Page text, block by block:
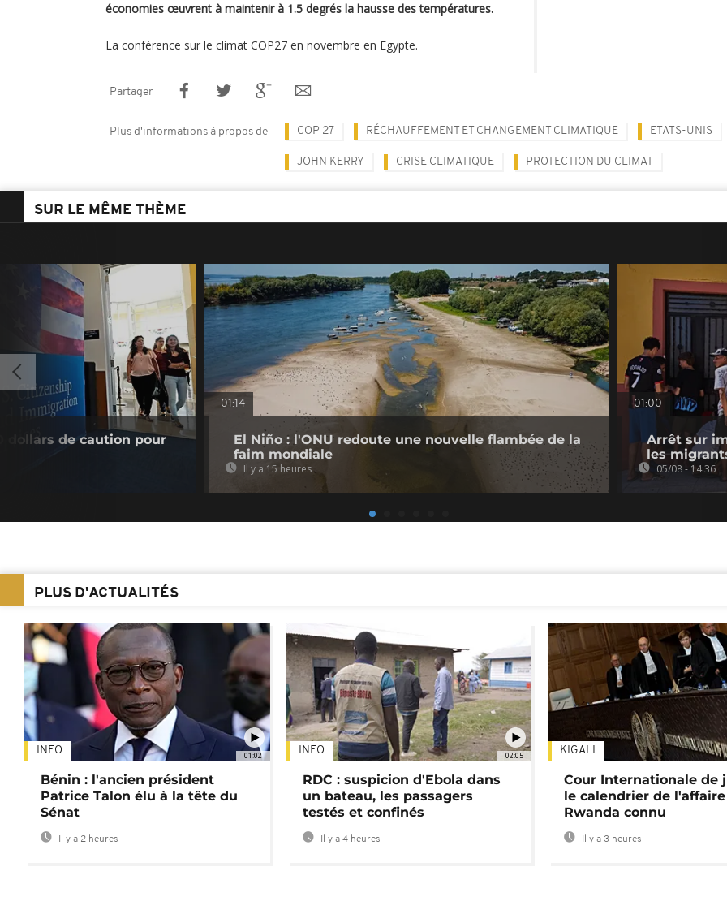
économies œuvrent à maintenir à 1.5 degrés la hausse des températures.
La conférence sur le climat COP27 en novembre en Egypte.
Partager
Plus d'informations à propos de COP 27 RÉCHAUFFEMENT ET CHANGEMENT CLIMATIQUE ETATS-UNIS
JOHN KERRY CRISE CLIMATIQUE PROTECTION DU CLIMAT
SUR LE MÊME THÈME
dollars de caution pour
01:14
El Niño : l'ONU redoute une nouvelle flambée de la
faim mondiale
Il y a 15 heures
01:00
Arrêt sur
les
05/08 - 14:36
PLUS D'ACTUALITÉS
01:02
INFO
Bénin : l'ancien président
Patrice Talon élu à la tête du
Sénat
Il y a 2 heures
02:05
INFO
RDC : suspicion d'Ebola dans
un bateau, les passagers
testés et confinés
Il y a 4 heures
KIGALI
Cour Internationale de
le calendrier de l'affaire
Rwanda connu
Il y a 3 heures